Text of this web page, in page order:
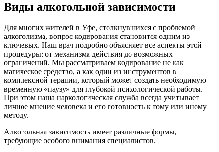
Виды алкогольной зависимости
Для многих жителей в Уфе, столкнувшихся с проблемой
алкоголизма, вопрос кодирования становится одним из
ключевых. Наш врач подробно объясняет все аспекты этой
процедуры: от механизма действия до возможных
ограничений. Мы рассматриваем кодирование не как
магическое средство, а как один из инструментов в
комплексной терапии, который может создать необходимую
временную «паузу» для глубокой психологической работы.
При этом наша наркологическая служба всегда учитывает
личное мнение человека и его готовность к тому или иному
методу.
Алкогольная зависимость имеет различные формы,
требующие особого внимания специалистов.